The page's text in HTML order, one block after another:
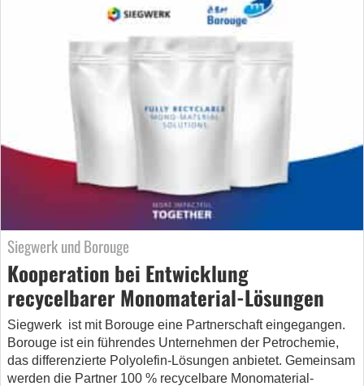
Siegwerk und Borouge
Kooperation bei Entwicklung
recycelbarer Monomaterial-Lösungen
Siegwerk ist mit Borouge eine Partnerschaft eingegangen.
Borouge ist ein führendes Unternehmen der Petrochemie,
das differenzierte Polyolefin-Lösungen anbietet. Gemeinsam
werden die Partner 100 % recycelbare Monomaterial-